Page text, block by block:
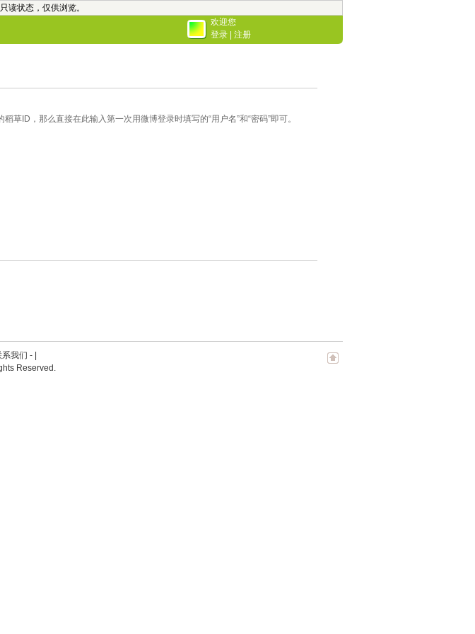
读状态，仅供浏览。
欢迎您
登录
注册
ID，那么直接在此输入第一次用微博登录时填写的“用户名”和“密码”即可。
系我们 -
Reserved.